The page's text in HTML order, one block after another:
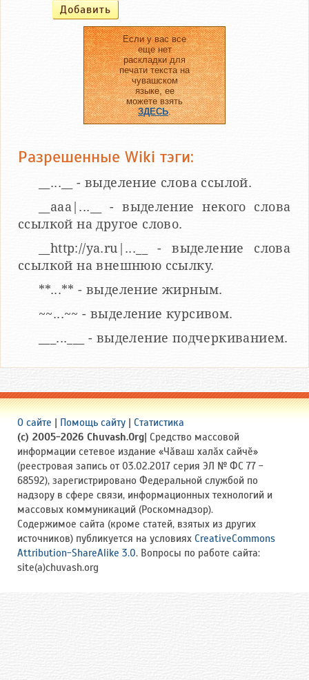
Если у вас все
еще нет
раскладки для
печати текста на
чувашском
языке, ее
можете взять
ЗДЕСЬ.
Разрешенные Wiki тэги:
__...__ - выделение слова ссылой.
__aaa|...__ - выделение некого слова
ссылкой на другое слово.
__http://ya.ru|...__ - выделение слова
ссылкой на внешнюю ссылку.
**...** - выделение жирным.
~~...~~ - выделение курсивом.
___...___ - выделение подчеркиванием.
О сайте | Помощь сайту | Статистика
(c) 2005-2026 Chuvash.Org| Средство массовой
информации сетевое издание «Чӑваш халӑх сайчӗ»
(реестровая запись от 03.02.2017 серия ЭЛ № ФС 77 -
68592), зарегистрировано Федеральной службой по
надзору в сфере связи, информационных технологий и
массовых коммуникаций (Роскомнадзор).
Содержимое сайта (кроме статей, взятых из других
источников) публикуется на условиях CreativeCommons
Attribution-ShareAlike 3.0. Вопросы по работе сайта:
site(a)chuvash.org